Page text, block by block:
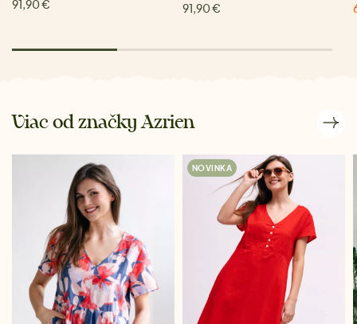
91,90 € 91,90 €
Viac od značky Azrien
NOVINKA